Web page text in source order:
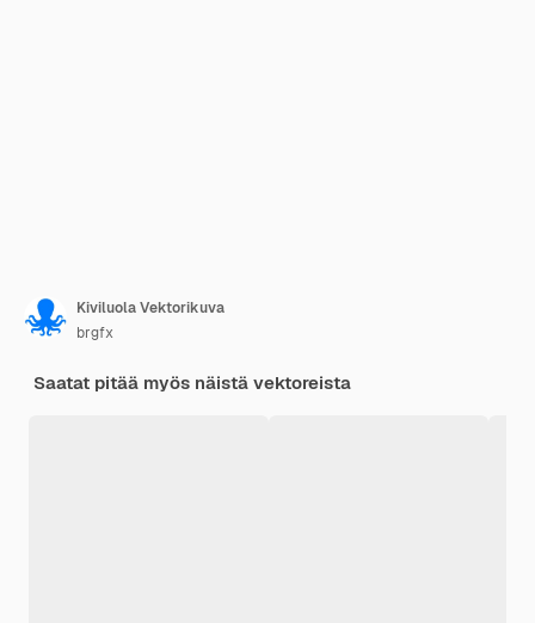
Kiviluola Vektorikuva
brgfx
Saatat pitää myös näistä vektoreista